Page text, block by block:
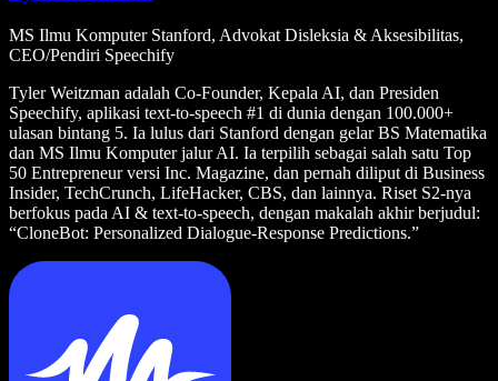
MS Ilmu Komputer Stanford, Advokat Disleksia & Aksesibilitas,
CEO/Pendiri Speechify
Tyler Weitzman adalah Co-Founder, Kepala AI, dan Presiden
Speechify, aplikasi text-to-speech #1 di dunia dengan 100.000+
ulasan bintang 5. Ia lulus dari Stanford dengan gelar BS Matematika
dan MS Ilmu Komputer jalur AI. Ia terpilih sebagai salah satu Top
50 Entrepreneur versi Inc. Magazine, dan pernah diliput di Business
Insider, TechCrunch, LifeHacker, CBS, dan lainnya. Riset S2-nya
berfokus pada AI & text-to-speech, dengan makalah akhir berjudul:
“CloneBot: Personalized Dialogue-Response Predictions.”